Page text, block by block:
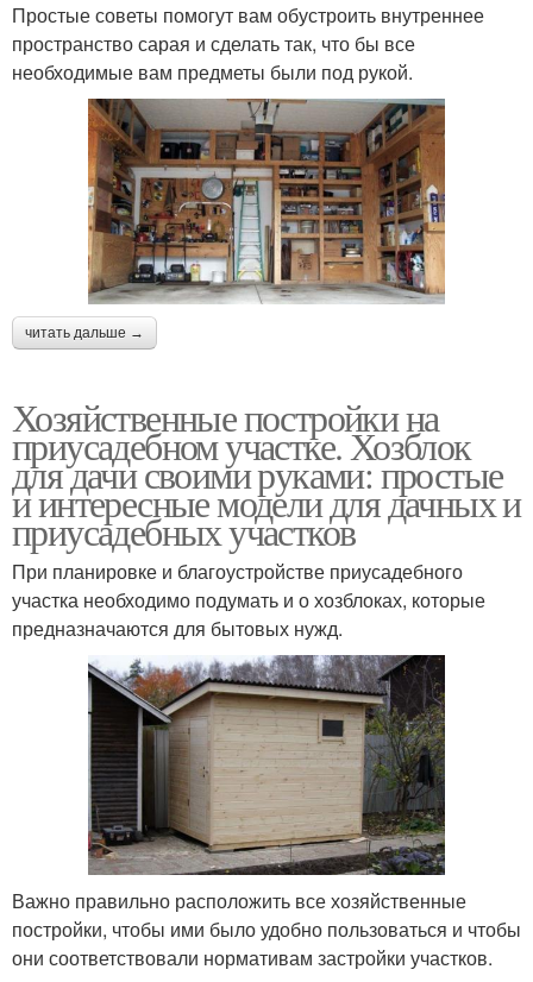
Простые советы помогут вам обустроить внутреннее
пространство сарая и сделать так, что бы все
необходимые вам предметы были под рукой.
читать дальше →
Хозяйственные постройки на
приусадебном участке. Хозблок
для дачи своими руками: простые
и интересные модели для дачных и
приусадебных участков
При планировке и благоустройстве приусадебного
участка необходимо подумать и о хозблоках, которые
предназначаются для бытовых нужд.
Важно правильно расположить все хозяйственные
постройки, чтобы ими было удобно пользоваться и чтобы
они соответствовали нормативам застройки участков.